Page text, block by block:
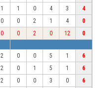
1 1 0 4 3
4
0 0 2 1 4
0
0 0 2 0 12
0
2 0 0 5 1
6
2 0 1 5 1
6
2 0 0 3 0
6